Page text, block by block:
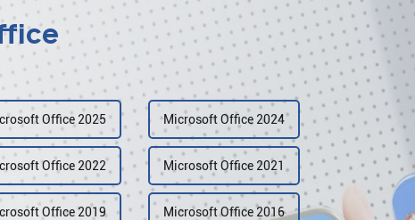
Office 2025 Microsoft Office 2024
Office 2022 Microsoft Office 2021
Office 2019 Microsoft Office 2016